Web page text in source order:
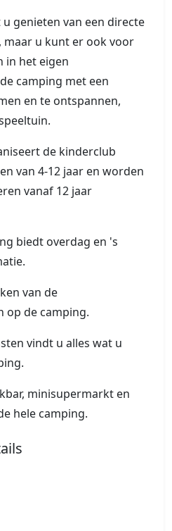
genieten van een directe
u kunt er ook voor
in het eigen
camping met een
en te ontspannen,
de kinderclub
van 4-12 jaar en worden
vanaf 12 jaar
biedt overdag en 's
van de
op de camping.
vindt u alles wat u
minisupermarkt en
hele camping.